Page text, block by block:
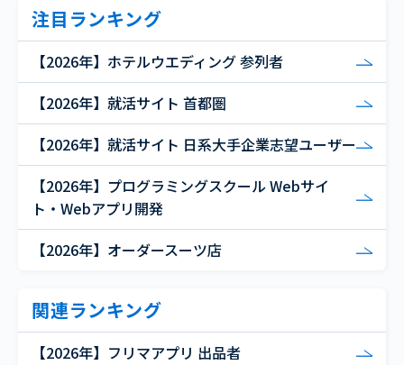
注目ランキング
【2026年】ホテルウエディング 参列者
【2026年】就活サイト 首都圏
【2026年】就活サイト 日系大手企業志望ユーザー
【2026年】プログラミングスクール Webサイ
ト・Webアプリ開発
【2026年】オーダースーツ店
関連ランキング
【2026年】フリマアプリ 出品者